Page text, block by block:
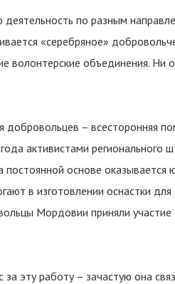
по разным
«серебряное»
волонтерские объединения. Ни
– всесторонняя
активистами регионального
основе оказывается
в изготовлении оснастки для
Мордовии приняли
эту работу – зачастую она